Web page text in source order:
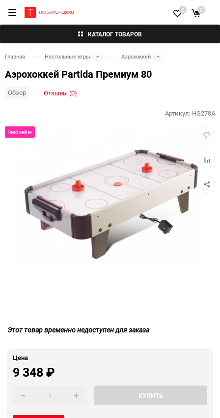
КАТАЛОГ ТОВАРОВ
0 0
Главная Настольные игры Аэрохоккей
Аэрохоккей Partida Премиум 80
Обзор Отзывы (0)
Bestseller
Артикул: HG278A
Этот товар временно недоступен для заказа
Цена
9 348₽
КУПИТЬ